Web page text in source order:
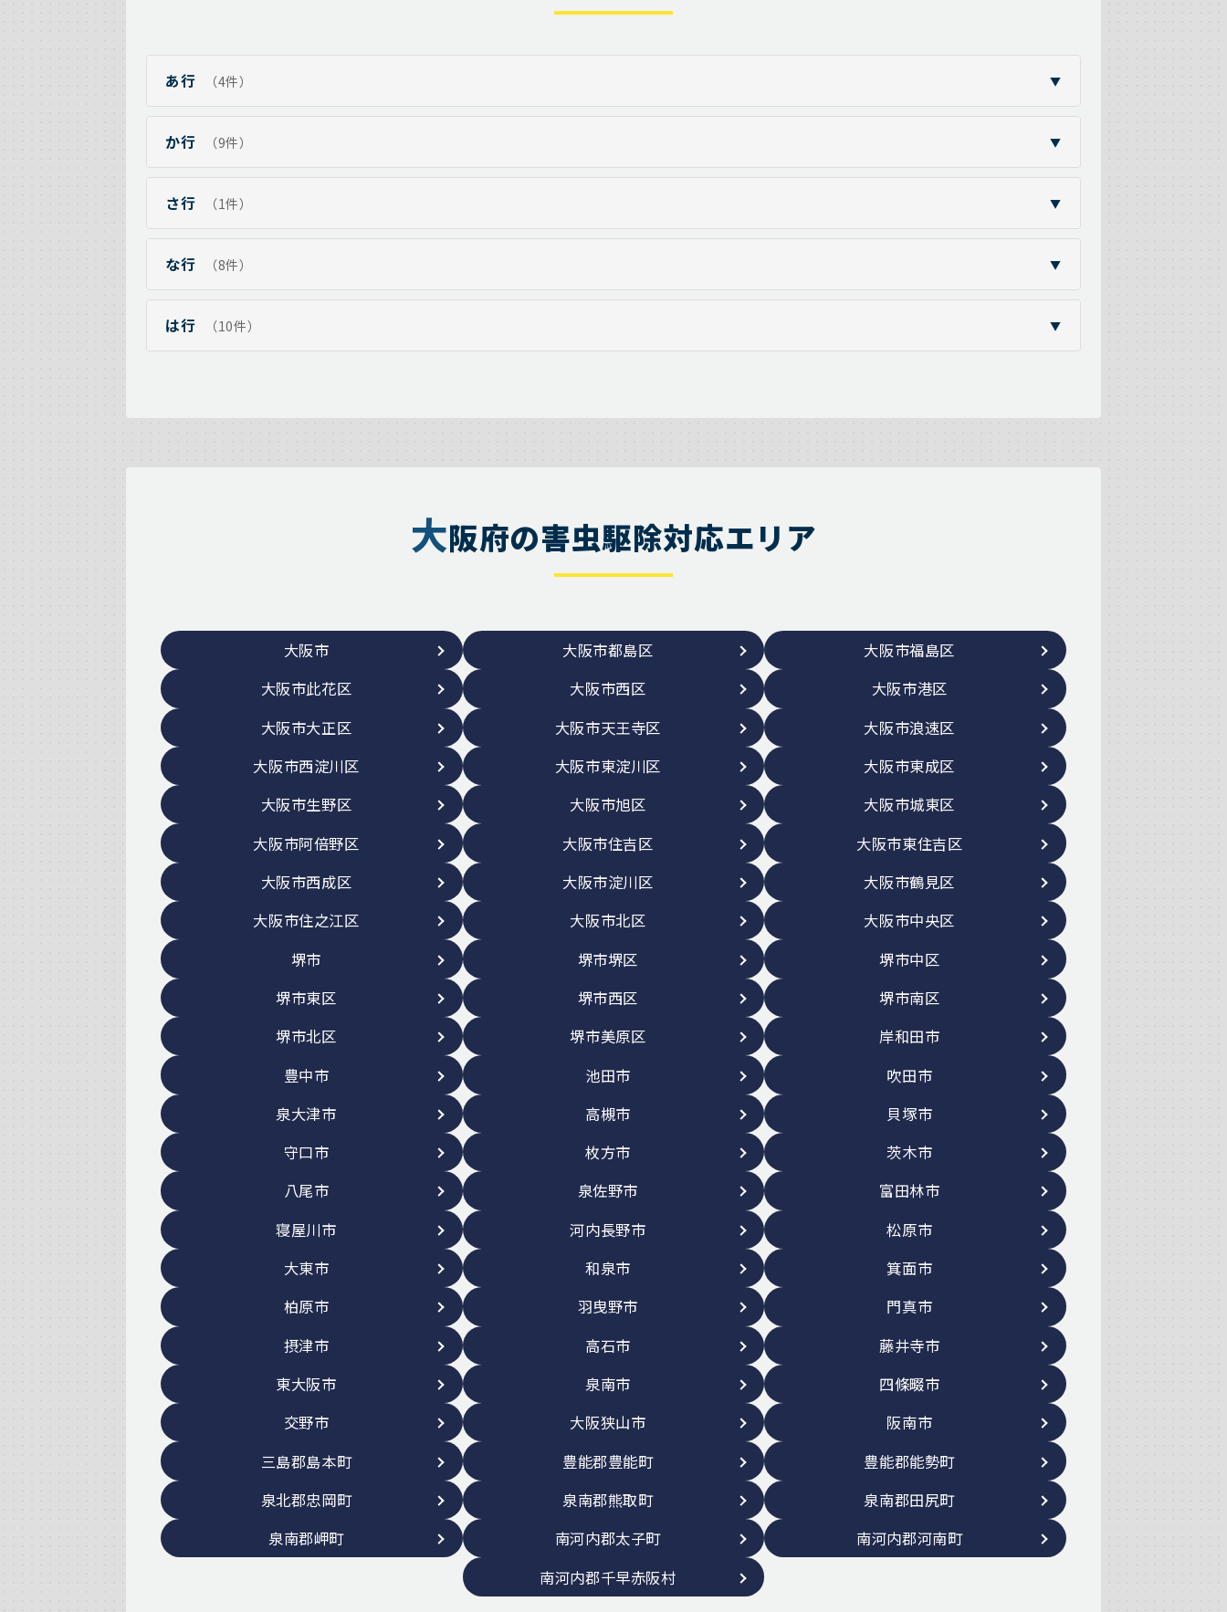
あ行 （4件） ▼
か行 （9件） ▼
さ行 （1件） ▼
な行 （8件） ▼
は行 （10件） ▼
大阪府の害虫駆除対応エリア
大阪市 大阪市都島区
大阪市福島区
大阪市此花区
大阪市西区
大阪市港区
大阪市大正区
大阪市天王寺区
大阪市浪速区
大阪市西淀川区
大阪市東淀川区
大阪市東成区
大阪市生野区
大阪市旭区
大阪市城東区
大阪市阿倍野区
大阪市住吉区
大阪市東住吉区
大阪市西成区
大阪市淀川区
大阪市鶴見区
大阪市住之江区
大阪市北区
大阪市中央区
堺市
堺市堺区
堺市中区
堺市東区
堺市西区
堺市南区
堺市北区
堺市美原区
岸和田市
豊中市
池田市
吹田市
泉大津市
高槻市
貝塚市
守口市
枚方市
茨木市
八尾市
泉佐野市
富田林市
寝屋川市
河内長野市
松原市
大東市
和泉市
箕面市
柏原市
羽曳野市
門真市
摂津市
高石市
藤井寺市
東大阪市
泉南市
四條畷市
交野市
大阪狭山市
阪南市
三島郡島本町
豊能郡豊能町
豊能郡能勢町
泉北郡忠岡町
泉南郡熊取町
泉南郡田尻町
泉南郡岬町
南河内郡太子町
南河内郡河南町
南河内郡千早赤阪村